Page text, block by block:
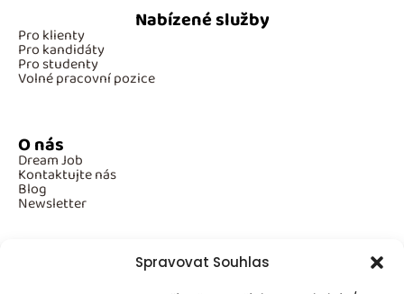
Spravovat Souhlas
Nabízené služby
Pro klienty
Pro kandidáty
Pro studenty
Volné pracovní pozice
O nás
Dream Job
Kontaktujte nás
Blog
Newsletter